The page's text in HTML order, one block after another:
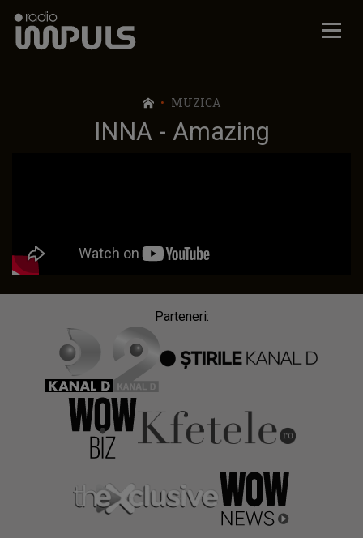
Radio Impuls
MUZICA
INNA - Amazing
Parteneri: